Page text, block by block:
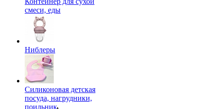
смеси, еды
Ниблеры
Силиконовая детская
посуда, нагрудники,
поильник